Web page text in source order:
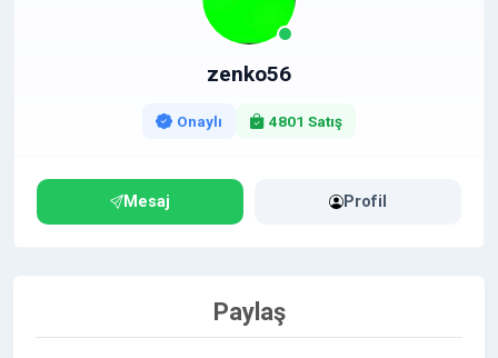
https://www.hizlibul.com/profil/zenko56/satislar/
zenko56
Onaylı 4801 Satış
Mesaj Profil
Paylaş